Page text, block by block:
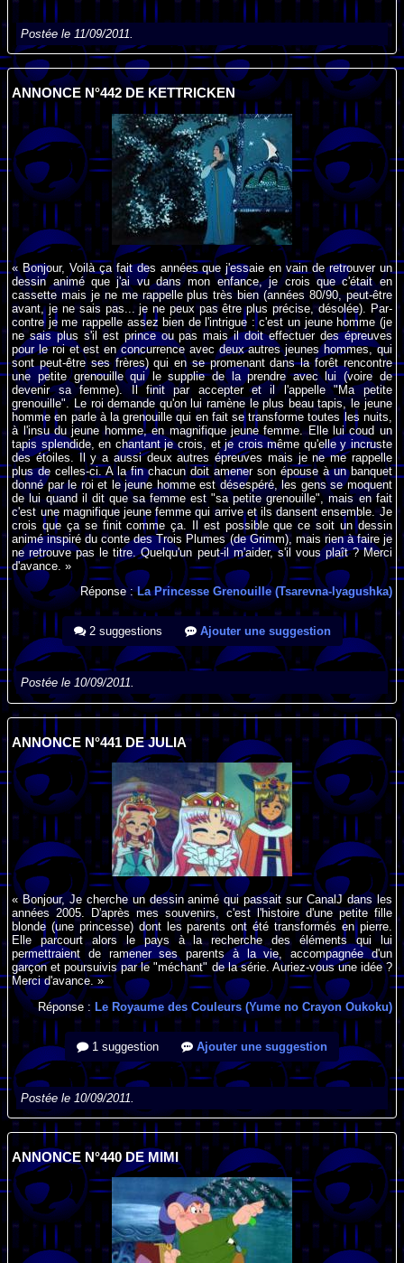
Postée le 11/09/2011.
ANNONCE N°442 DE KETTRICKEN
« Bonjour, Voilà ça fait des années que j'essaie en vain de retrouver un
dessin animé que j'ai vu dans mon enfance, je crois que c'était en
cassette mais je ne me rappelle plus très bien (années 80/90, peut-être
avant, je ne sais pas... je ne peux pas être plus précise, désolée). Par-
contre je me rappelle assez bien de l'intrigue : c'est un jeune homme (je
ne sais plus s'il est prince ou pas mais il doit effectuer des épreuves
pour le roi et est en concurrence avec deux autres jeunes hommes, qui
sont peut-être ses frères) qui en se promenant dans la forêt rencontre
une petite grenouille qui le supplie de la prendre avec lui (voire de
devenir sa femme). Il finit par accepter et il l'appelle "Ma petite
grenouille". Le roi demande qu'on lui ramène le plus beau tapis, le jeune
homme en parle à la grenouille qui en fait se transforme toutes les nuits,
à l'insu du jeune homme, en magnifique jeune femme. Elle lui coud un
tapis splendide, en chantant je crois, et je crois même qu'elle y incruste
des étoiles. Il y a aussi deux autres épreuves mais je ne me rappelle
plus de celles-ci. A la fin chacun doit amener son épouse à un banquet
donné par le roi et le jeune homme est désespéré, les gens se moquent
de lui quand il dit que sa femme est "sa petite grenouille", mais en fait
c'est une magnifique jeune femme qui arrive et ils dansent ensemble. Je
crois que ça se finit comme ça. Il est possible que ce soit un dessin
animé inspiré du conte des Trois Plumes (de Grimm), mais rien à faire je
ne retrouve pas le titre. Quelqu'un peut-il m'aider, s'il vous plaît ? Merci
d'avance. »
Réponse :La Princesse Grenouille (Tsarevna-lyagushka)
2 suggestions Ajouter une suggestion
Postée le 10/09/2011.
ANNONCE N°441 DE JULIA
« Bonjour, Je cherche un dessin animé qui passait sur CanalJ dans les
années 2005. D'après mes souvenirs, c'est l'histoire d'une petite fille
blonde (une princesse) dont les parents ont été transformés en pierre.
Elle parcourt alors le pays à la recherche des éléments qui lui
permettraient de ramener ses parents à la vie, accompagnée d'un
garçon et poursuivis par le "méchant" de la série. Auriez-vous une idée ?
Merci d'avance. »
Réponse : Le Royaume des Couleurs (Yume no Crayon Oukoku)
1 suggestion Ajouter une suggestion
Postée le 10/09/2011.
ANNONCE N°440 DE MIMI